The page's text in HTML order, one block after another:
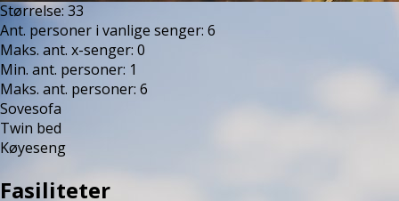
Størrelse: 33
Ant. personer i vanlige senger: 6
Maks. ant. x-senger: 0
Min. ant. personer: 1
Maks. ant. personer: 6
Sovesofa
Twin bed
Køyeseng
Fasiliteter